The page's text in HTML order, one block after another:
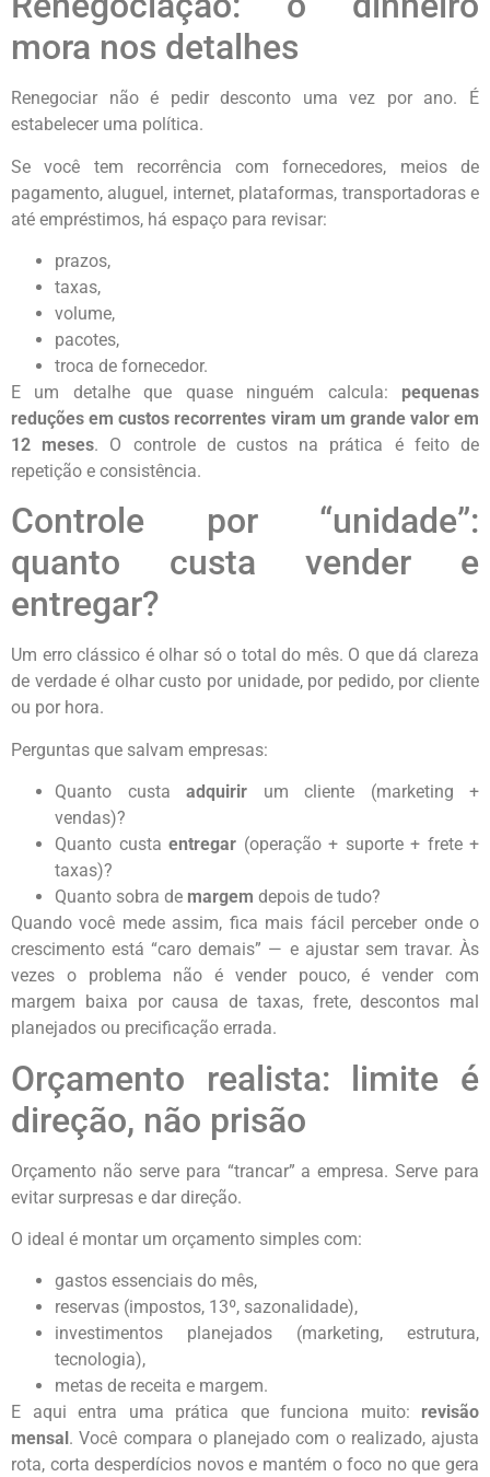
mora nos detalhes
Renegociar não é pedir desconto uma vez por ano. É
estabelecer uma política.
Se você tem recorrência com fornecedores, meios de
pagamento, aluguel, internet, plataformas, transportadoras e
até empréstimos, há espaço para revisar:
prazos,
taxas,
volume,
pacotes,
troca de fornecedor.
E um detalhe que quase ninguém calcula: pequenas
reduções em custos recorrentes viram um grande valor em
12 meses. O controle de custos na prática é feito de
repetição e consistência.
Controle por “unidade”:
quanto custa vender e
entregar?
Um erro clássico é olhar só o total do mês. O que dá clareza
de verdade é olhar custo por unidade, por pedido, por cliente
ou por hora.
Perguntas que salvam empresas:
Quanto custa adquirir um cliente (marketing +
vendas)?
Quanto custa entregar (operação + suporte + frete +
taxas)?
Quanto sobra de margem depois de tudo?
Quando você mede assim, fica mais fácil perceber onde o
crescimento está “caro demais” — e ajustar sem travar. Às
vezes o problema não é vender pouco, é vender com
margem baixa por causa de taxas, frete, descontos mal
planejados ou precificação errada.
Orçamento realista: limite é
direção, não prisão
Orçamento não serve para “trancar” a empresa. Serve para
evitar surpresas e dar direção.
O ideal é montar um orçamento simples com:
gastos essenciais do mês,
reservas (impostos, 13º, sazonalidade),
investimentos planejados (marketing, estrutura,
tecnologia),
metas de receita e margem.
E aqui entra uma prática que funciona muito: revisão
mensal . Você compara o planejado com o realizado, ajusta
rota, corta desperdícios novos e mantém o foco no que gera